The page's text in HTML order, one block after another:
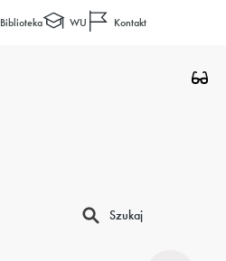
Biblioteka WU Kontakt
Szukaj